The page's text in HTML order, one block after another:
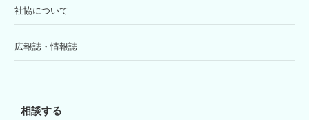
社協について
広報誌・情報誌
相談する